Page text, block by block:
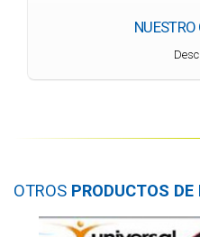
OTROS PRODUCTOS